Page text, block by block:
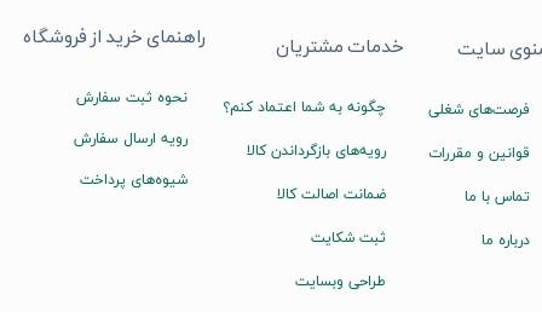
راهنمای خرید از فروشگاه
نحوه ثبت سفارش
رویه ارسال سفارش
شیوه‌های پرداخت
خدمات مشتریان
چگونه به شما اعتماد کنم؟
رویه‌های بازگرداندن کالا
ضمانت اصالت کالا
ثبت شکایت
طراحی وبسایت
سایت
فرصت‌های شغلی
قوانین و مقررات
تماس با ما
درباره ما